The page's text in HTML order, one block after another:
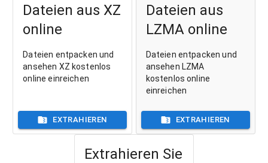
Dateien aus XZ
online
Dateien entpacken und
ansehen XZ kostenlos
online einreichen
EXTRAHIEREN
Dateien aus
LZMA online
Dateien entpacken und
ansehen LZMA
kostenlos online
einreichen
EXTRAHIEREN
Extrahieren Sie